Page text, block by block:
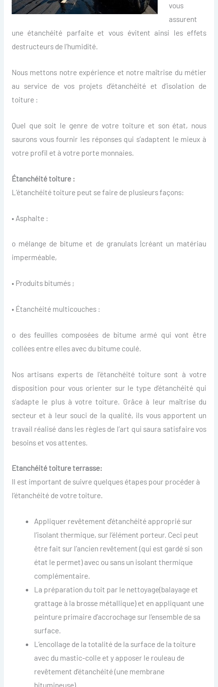
vous
assurent
une étanchéité parfaite et vous évitent ainsi les effets
destructeurs de l’humidité.
Nous mettons notre expérience et notre maîtrise du métier
au service de vos projets d’étanchéité et d’isolation de
toiture :
Quel que soit le genre de votre toiture et son état, nous
saurons vous fournir les réponses qui s’adaptent le mieux à
votre profil et à votre porte monnaies.
Étanchéité toiture :
L’étanchéité toiture peut se faire de plusieurs façons:
• Asphalte :
o mélange de bitume et de granulats |créant un matériau
imperméable,
• Produits bitumés ;
• Étanchéité multicouches :
o des feuilles composées de bitume armé qui vont être
collées entre elles avec du bitume coulé.
Nos artisans experts de l’étanchéité toiture sont à votre
disposition pour vous orienter sur le type d’étanchéité qui
s’adapte le plus à votre toiture. Grâce à leur maîtrise du
secteur et à leur souci de la qualité, ils vous apportent un
travail réalisé dans les règles de l’art qui saura satisfaire vos
besoins et vos attentes.
Etanchéité toiture terrasse:
Il est important de suivre quelques étapes pour procéder à
l’étanchéité de votre toiture.
Appliquer revêtement d’étanchéité approprié sur
l’isolant thermique, sur l’élément porteur. Ceci peut
être fait sur l’ancien revêtement (qui est gardé si son
état le permet) avec ou sans un isolant thermique
complémentaire.
La préparation du toit par le nettoyage(balayage et
grattage à la brosse métallique) et en appliquant une
peinture primaire d’accrochage sur l’ensemble de sa
surface.
L’encollage de la totalité de la surface de la toiture
avec du mastic-colle et y apposer le rouleau de
revêtement d’étanchéité (une membrane
bitumineuse).